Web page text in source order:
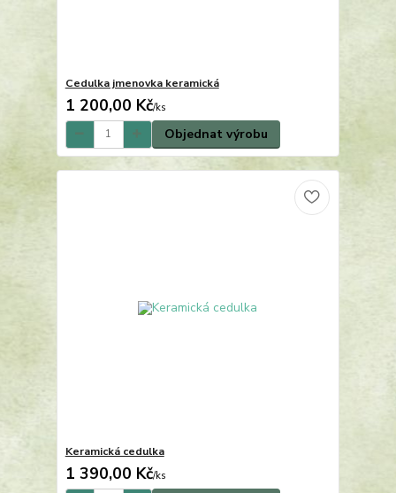
Cedulka jmenovka keramická
1 200,00 Kč/ks
Objednat výrobu
Keramická cedulka
1 390,00 Kč/ks